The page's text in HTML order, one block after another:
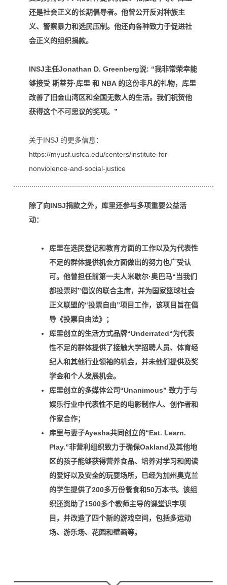
还是社会正义的长期倡导者。他曾公开反对种族主
义、警察暴力和选民压制。他还向各种致力于促进社
会正义的组织捐款。
INSJ主任Jonathan D. Greenberg说: “我非常荣幸能
够接受 斯蒂芬·库里 和 NBA 的这份非凡的礼物，库里
改善了旧金山湾区和全国无数人的生活。我们祝贺他
获得这个不可思议的奖项。”
关于INSJ 的更多信息：
https://myusf.usfca.edu/centers/institute-for-
nonviolence-and-social-justice
除了向INSJ捐款之外，库里还参与多项重要公益活
动：
库里在选民登记和教育方面的工作以及为代表性
不足的群体提供机会方面做出的努力也广受认
可。他曾担任前第一夫人米歇尔·奥巴马“当我们
都投票时”倡议的联合主席，并为国家篮球社会
正义联盟的“投票自由”项目工作，该项目旨在倡
导《投票自由法》；
库里创立的生活方式品牌“Underrated“为代表
性不足的群体提供了接触大学招聘人员、体育经
纪人和其他行业领袖的机会，并未他们提供及奖
学金和个人发展机会。
库里创立的多媒体公司“Unanimous” 致力于与
娱乐行业中代表性不足的电影制作人、创作者和
作家合作；
库里与妻子Ayesha共同创立的“Eat. Learn.
Play.”非营利组织致力于确保Oakland及其他地
区的孩子能够获得营养食品、培养对学习和阅读
的爱好以及安全的玩耍场所， 已经为加州奥克兰
的学生提供了200多万份餐食和50万本书。该组
织还资助了1500多个教师主导的课堂识字项
目，并改造了四个新的游戏空间，包括多运动
场、游乐场、花园和壁画等。